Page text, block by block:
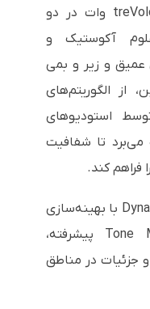
با استفاده از بلندگوهای treVolo 5 وات در دو
آکوستیک و
عمیق و زیر و بمی
از الگوریتم‌های
استودیوهای
می‌برد تا شفافیت
کند.
فناوری Active Iris و Dynamic Black با بهینه‌سازی
سینمایی BenQ و Tone Mapping پیشرفته،
جزئیات در مناطق